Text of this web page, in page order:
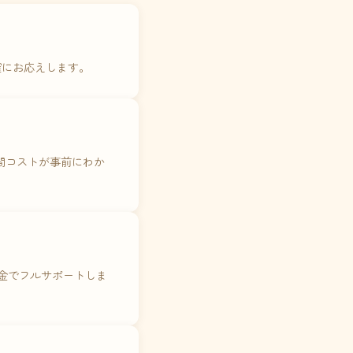
お応えします。
コストが事前にわか
でフルサポートしま